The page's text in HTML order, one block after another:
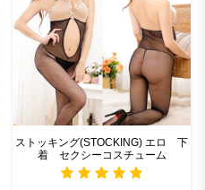
ストッキング(STOCKING) エロ 下
着 セクシーコスチューム